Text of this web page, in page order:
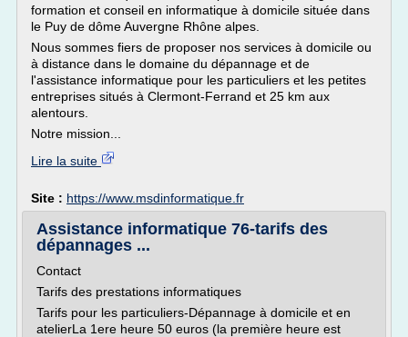
formation et conseil en informatique à domicile située dans
le Puy de dôme Auvergne Rhône alpes.
Nous sommes fiers de proposer nos services à domicile ou
à distance dans le domaine du dépannage et de
l'assistance informatique pour les particuliers et les petites
entreprises situés à Clermont-Ferrand et 25 km aux
alentours.
Notre mission...
Lire la suite
Site : https://www.msdinformatique.fr
Assistance informatique 76-tarifs des
dépannages ...
Contact
Tarifs des prestations informatiques
Tarifs pour les particuliers-Dépannage à domicile et en
atelierLa 1ere heure 50 euros (la première heure est